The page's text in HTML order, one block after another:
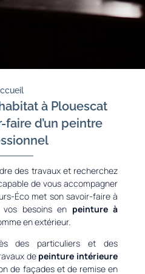
à Plouescat
faire d’un peintre
des travaux et recherchez
de vous accompagner
Éco met son savoir-faire à
besoins en peinture à
en extérieur.
des particuliers et des
de peinture intérieure
de façades et de remise en